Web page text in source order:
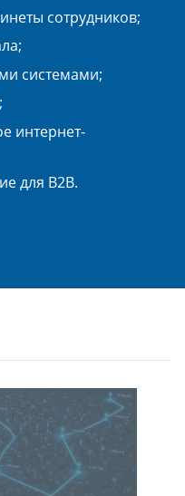
сотрудников;
системами;
интернет-
для B2B.